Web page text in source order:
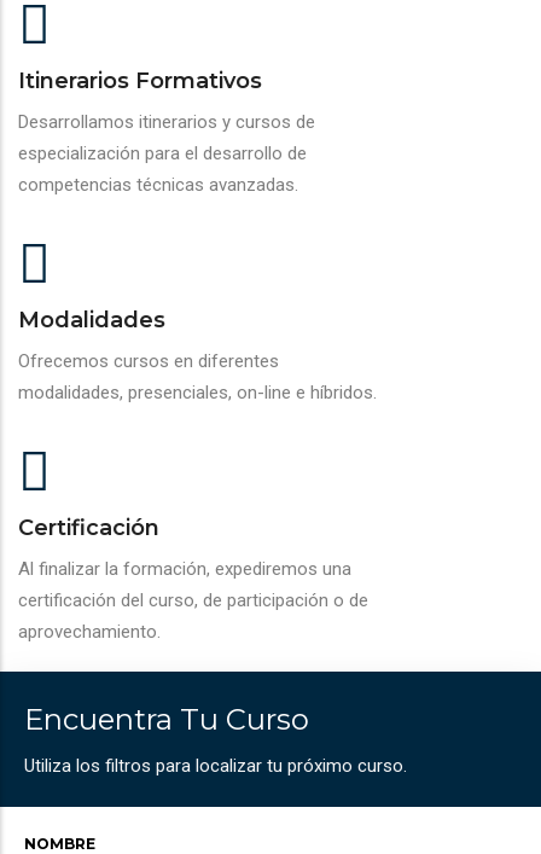
Itinerarios Formativos
Desarrollamos itinerarios y cursos de
especialización para el desarrollo de
competencias técnicas avanzadas.
Modalidades
Ofrecemos cursos en diferentes
modalidades, presenciales, on-line e híbridos.
Certificación
Al finalizar la formación, expediremos una
certificación del curso, de participación o de
aprovechamiento.
Encuentra Tu Curso
Utiliza los filtros para localizar tu próximo curso.
NOMBRE